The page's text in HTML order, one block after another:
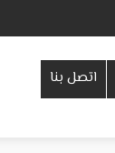
اتصل بنا